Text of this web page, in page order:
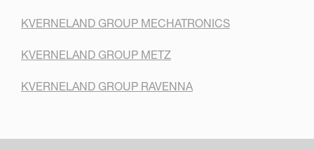
KVERNELAND GROUP MECHATRONICS
KVERNELAND GROUP METZ
KVERNELAND GROUP RAVENNA